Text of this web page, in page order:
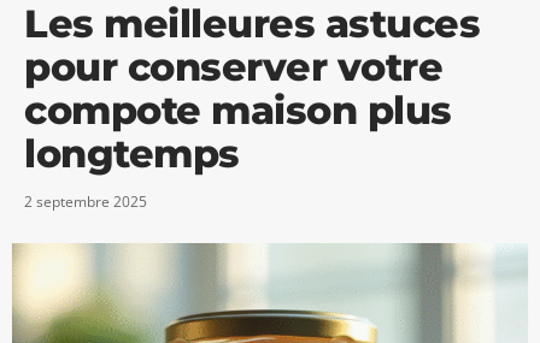
Les meilleures astuces
pour conserver votre
compote maison plus
longtemps
2 septembre 2025